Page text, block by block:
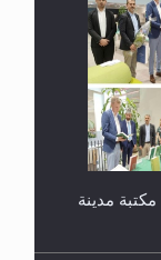
مدينة